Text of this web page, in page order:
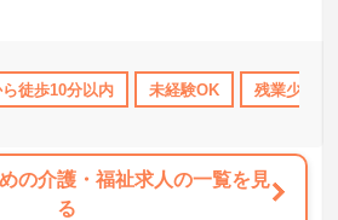
産休･育休･介護休暇取得実績あり 高収
徒歩10分以内 未経験OK 残業少なめ
の介護・福祉求人の一覧を見
る